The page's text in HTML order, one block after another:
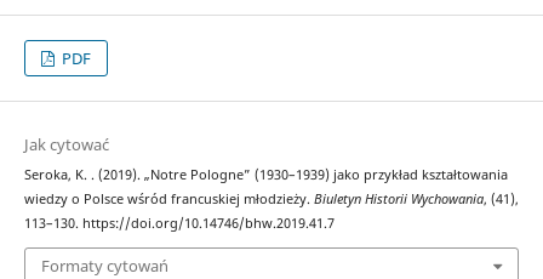
PDF
Jak cytować
Seroka, K. . (2019). „Notre Pologne” (1930–1939) jako przykład kształtowania
wiedzy o Polsce wśród francuskiej młodzieży. Biuletyn Historii Wychowania, (41),
113–130. https://doi.org/10.14746/bhw.2019.41.7
Formaty cytowań